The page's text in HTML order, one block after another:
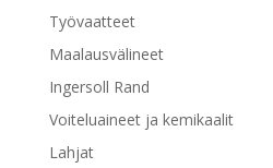
Työvaatteet
Maalausvälineet
Ingersoll Rand
Voiteluaineet ja kemikaalit
Lahjat